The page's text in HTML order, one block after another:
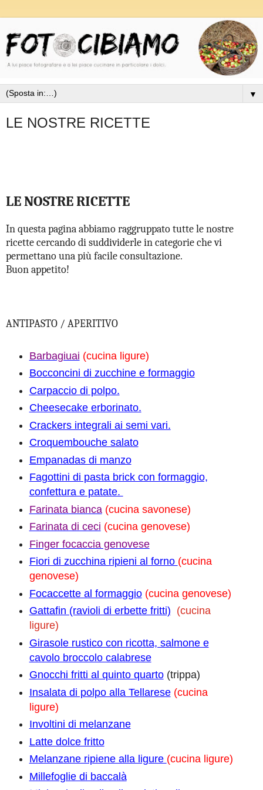
▼
LE NOSTRE RICETTE
LE NOSTRE RICETTE
In questa pagina abbiamo raggruppato tutte le nostre
ricette cercando di suddividerle in categorie che vi
permettano una più facile consultazione.
Buon appetito!
ANTIPASTO / APERITIVO
Barbagiuai (cucina ligure)
Bocconcini di zucchine e formaggio
Carpaccio di polpo.
Cheesecake erborinato.
Crackers integrali ai semi vari.
Croquembouche salato
Empanadas di manzo
Fagottini di pasta brick con formaggio,
confettura e patate.
Farinata bianca (cucina savonese)
Farinata di ceci (cucina genovese)
Finger focaccia genovese
Fiori di zucchina ripieni al forno (cucina
genovese)
Focaccette al formaggio (cucina genovese)
Gattafin (ravioli di erbette fritti) (cucina
ligure)
Girasole rustico con ricotta, salmone e
cavolo broccolo calabrese
Gnocchi fritti al quinto quarto(trippa)
Insalata di polpo alla Tellarese (cucina
ligure)
Involtini di melanzane
Latte dolce fritto
Melanzane ripiene alla ligure (cucina ligure)
Millefoglie di baccalà